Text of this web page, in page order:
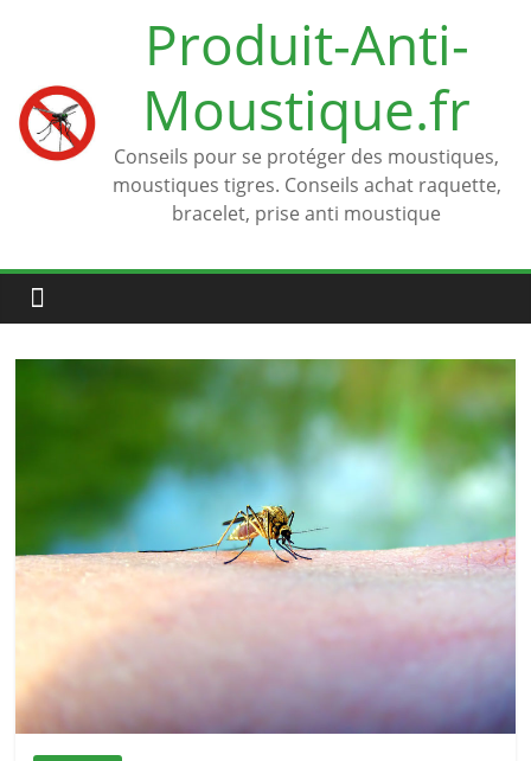
Produit-Anti-
Moustique.fr
Conseils pour se protéger des moustiques,
moustiques tigres. Conseils achat raquette,
bracelet, prise anti moustique